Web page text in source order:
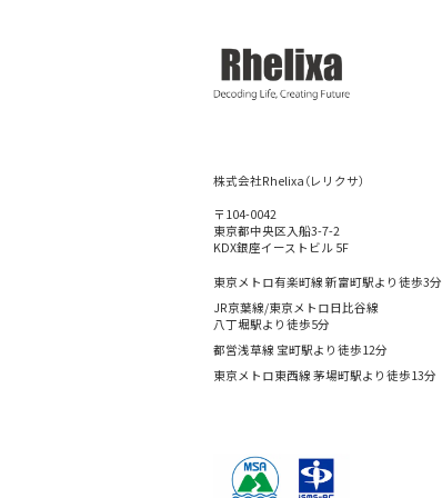
株式会社Rhelixa（レリクサ）
〒104-0042
東京都中央区入船3-7-2
KDX銀座イーストビル 5F
東京メトロ有楽町線 新富町駅より徒歩3分
JR京葉線/東京メトロ日比谷線
八丁堀駅より徒歩5分
都営浅草線 宝町駅より徒歩12分
東京メトロ東西線 茅場町駅より徒歩13分